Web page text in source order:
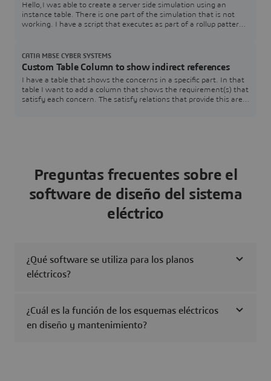
Hello,I was able to create a server side simulation using an
instance table. There is one part of the simulation that is not
working. I have a script that executes as part of a rollup pattern
the lookup. The simulation works just fine when executed within
Cameo.Here is a
Custom Table Column to show indirect references
I have a table that shows the concerns in a specific part. In that
table I want to add a column that shows the requirement(s) that
satisfy each concern. The satisfy relations that provide this are
CATIA MBSE CYBER SYSTEMS
Preguntas frecuentes sobre el
software de diseño del sistema
eléctrico
¿Qué software se utiliza para los planos
eléctricos?
¿Cuál es la función de los esquemas eléctricos
en diseño y mantenimiento?